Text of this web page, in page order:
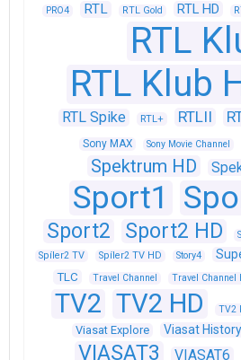
PRO4 RTL RTL Gold RTL HD
RTL
RTL Klub
RTL Spike RTL+ RTLII
Sony MAX Sony Movie Channel
Spektrum HD
Sport1
Sport2 Sport2 HD
Spíler2 TV
Spíler2 TV HD Story4
TLC Travel Channel Travel Channel
TV2 TV2 HD TV2
Viasat Explore Viasat History
VIASAT3 VIASAT6